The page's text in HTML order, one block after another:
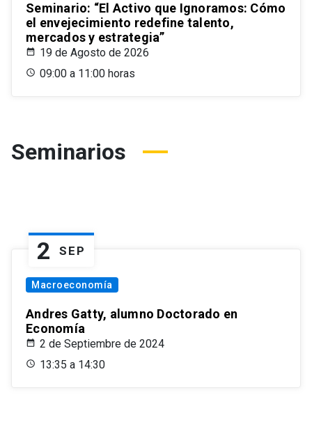
Seminario: “El Activo que Ignoramos: Cómo
el envejecimiento redefine talento,
mercados y estrategia”
19 de Agosto de 2026
09:00 a 11:00 horas
Seminarios
2 SEP
Macroeconomía
Andres Gatty, alumno Doctorado en
Economía
2 de Septiembre de 2024
13:35 a 14:30